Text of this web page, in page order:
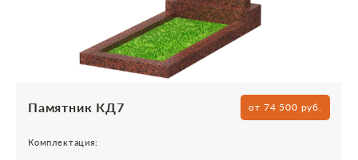
Памятник КД7 от 74 500 руб.
Комплектация: